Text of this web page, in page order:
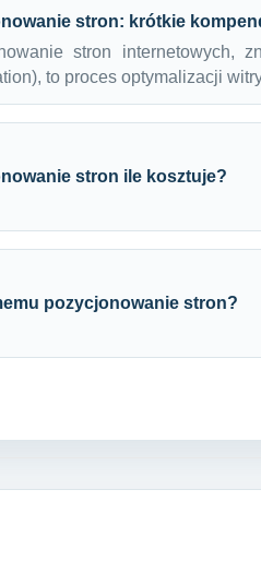
stron: krótkie
stron internetowych,
to proces optymalizacji
stron ile kosztuje?
pozycjonowanie stron?